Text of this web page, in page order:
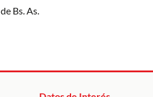
de Bs. As.